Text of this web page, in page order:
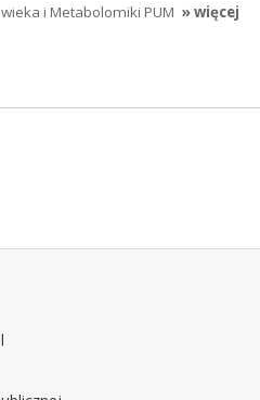
i Metabolomiki PUM » więcej